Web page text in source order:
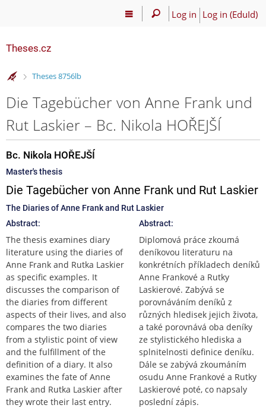
Log in Log in (EduId)
Theses.cz
>
Theses 8756lb
Die Tagebücher von Anne Frank und
Rut Laskier – Bc. Nikola HOŘEJŠÍ
Bc. Nikola HOŘEJŠÍ
Master's thesis
Die Tagebücher von Anne Frank und Rut Laskier
The Diaries of Anne Frank and Rut Laskier
Abstract:
The thesis examines diary
literature using the diaries of
Anne Frank and Rutka Laskier
as specific examples. It
discusses the comparison of
the diaries from different
aspects of their lives, and also
compares the two diaries
from a stylistic point of view
and the fulfillment of the
definition of a diary. It also
examines the fate of Anne
Frank and Rutka Laskier after
they wrote their last entry.
Abstract:
Diplomová práce zkoumá
deníkovou literaturu na
konkrétních příkladech deníků
Anne Frankové a Rutky
Laskierové. Zabývá se
porovnáváním deníků z
různých hledisek jejich života,
a také porovnává oba deníky
ze stylistického hlediska a
splnitelnosti definice deníku.
Dále se zabývá zkoumáním
osudu Anne Frankové a Rutky
Laskierové poté, co napsaly
poslední zápis.